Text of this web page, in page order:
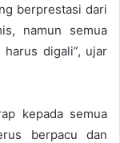
berprestasi dari
namun semua
digali”, ujar
kepada semua
berpacu dan